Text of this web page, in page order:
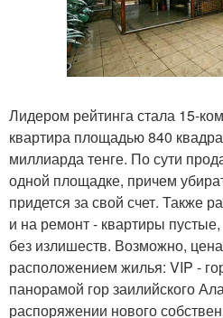
Лидером рейтинга стала 15-
квартира площадью 840
миллиарда тенге. По сути
одной площадке, причем
придется за свой счет. Также
и на ремонт - квартиры
без излишеств. Возможно,
расположением жилья: VIP -
панорамой гор заилийского
распоряжении нового